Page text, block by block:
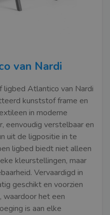
van Nardi
Atlantico van Nardi
kunststof frame en
in moderne
eenvoudig verstelbaar en
uit de ligpositie in te
ligbed biedt niet alleen
kleurstellingen, maar
Vervaardigd in
geschikt en voorzien
waardoor het een
is aan elke